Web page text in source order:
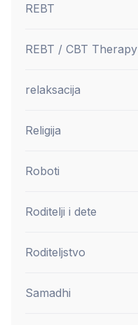
REBT
REBT / CBT Therapy
relaksacija
Religija
Roboti
Roditelji i dete
Roditeljstvo
Samadhi